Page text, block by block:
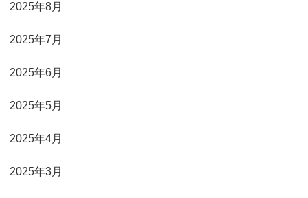
2025年8月
2025年7月
2025年6月
2025年5月
2025年4月
2025年3月